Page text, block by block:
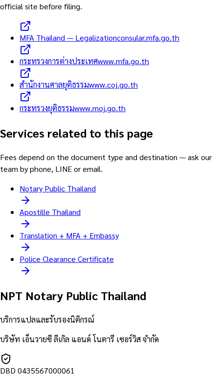
official site before filing.
MFA Thailand — Legalizationconsular.mfa.go.th
กระทรวงการต่างประเทศwww.mfa.go.th
สำนักงานศาลยุติธรรมwww.coj.go.th
กระทรวงยุติธรรมwww.moj.go.th
Services related to this page
Fees depend on the document type and destination — ask our
team by phone, LINE or email.
Notary Public Thailand
Apostille Thailand
Translation + MFA + Embassy
Police Clearance Certificate
NPT Notary Public Thailand
บริการแปลและรับรองนิติกรณ์
บริษัท เอ็นวายซี ลีเกิล แอนด์ โนตารี เซอร์วิส จำกัด
DBD 0435567000061